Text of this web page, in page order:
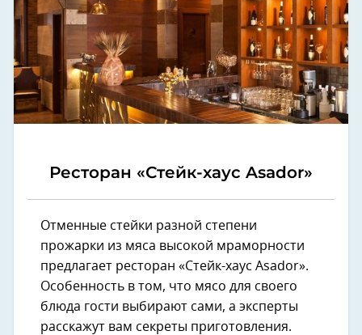
Ресторан «Стейк-хаус Asador»
Отменные стейки разной степени
прожарки из мяса высокой мраморности
предлагает ресторан «Стейк-хаус Asador».
Особенность в том, что мясо для своего
блюда гости выбирают сами, а эксперты
расскажут вам секреты приготовления.